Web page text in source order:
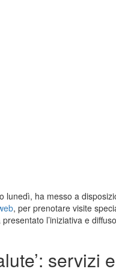
ha messo a
, per prenotare visite
presentato l’iniziativa e
servizi